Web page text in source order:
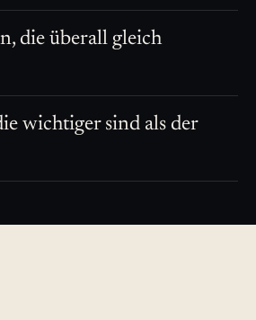
die überall gleich
wichtiger sind als der